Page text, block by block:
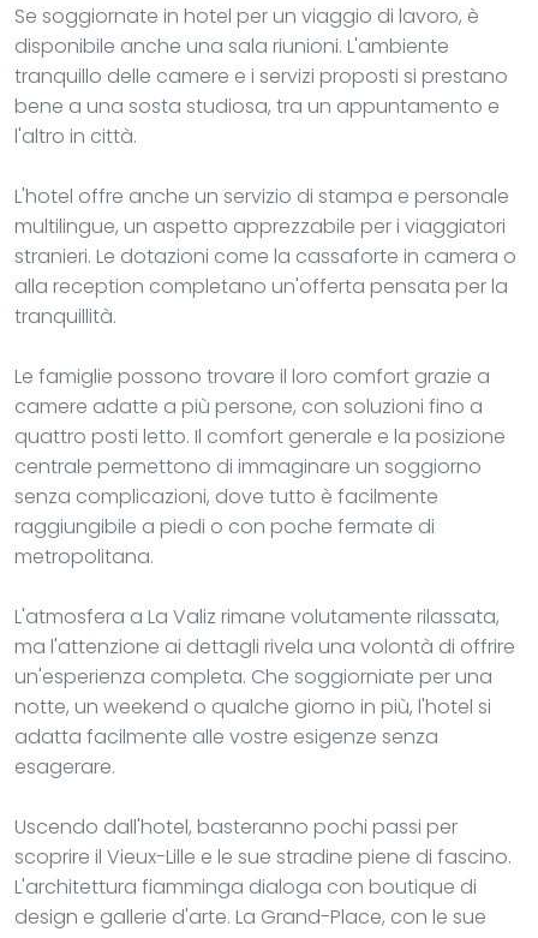
Se soggiornate in hotel per un viaggio di lavoro, è
disponibile anche una sala riunioni. L'ambiente
tranquillo delle camere e i servizi proposti si prestano
bene a una sosta studiosa, tra un appuntamento e
l'altro in città.
L'hotel offre anche un servizio di stampa e personale
multilingue, un aspetto apprezzabile per i viaggiatori
stranieri. Le dotazioni come la cassaforte in camera o
alla reception completano un'offerta pensata per la
tranquillità.
Le famiglie possono trovare il loro comfort grazie a
camere adatte a più persone, con soluzioni fino a
quattro posti letto. Il comfort generale e la posizione
centrale permettono di immaginare un soggiorno
senza complicazioni, dove tutto è facilmente
raggiungibile a piedi o con poche fermate di
metropolitana.
L'atmosfera a La Valiz rimane volutamente rilassata,
ma l'attenzione ai dettagli rivela una volontà di offrire
un'esperienza completa. Che soggiorniate per una
notte, un weekend o qualche giorno in più, l'hotel si
adatta facilmente alle vostre esigenze senza
esagerare.
Uscendo dall'hotel, basteranno pochi passi per
scoprire il Vieux-Lille e le sue stradine piene di fascino.
L'architettura fiamminga dialoga con boutique di
design e gallerie d'arte. La Grand-Place, con le sue